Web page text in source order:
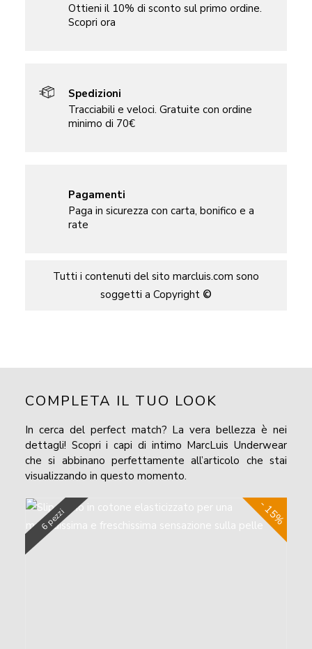
Ottieni il 10% di sconto sul primo ordine.
Scopri ora
Spedizioni
Tracciabili e veloci. Gratuite con ordine
minimo di 70€
Pagamenti
Paga in sicurezza con carta, bonifico e a
rate
Tutti i contenuti del sito marcluis.com sono
soggetti a Copyright ©
COMPLETA IL TUO LOOK
In cerca del perfect match? La vera bellezza è nei
dettagli! Scopri i capi di intimo MarcLuis Underwear
che si abbinano perfettamente all’articolo che stai
visualizzando in questo momento.
6 pezzi - 15%